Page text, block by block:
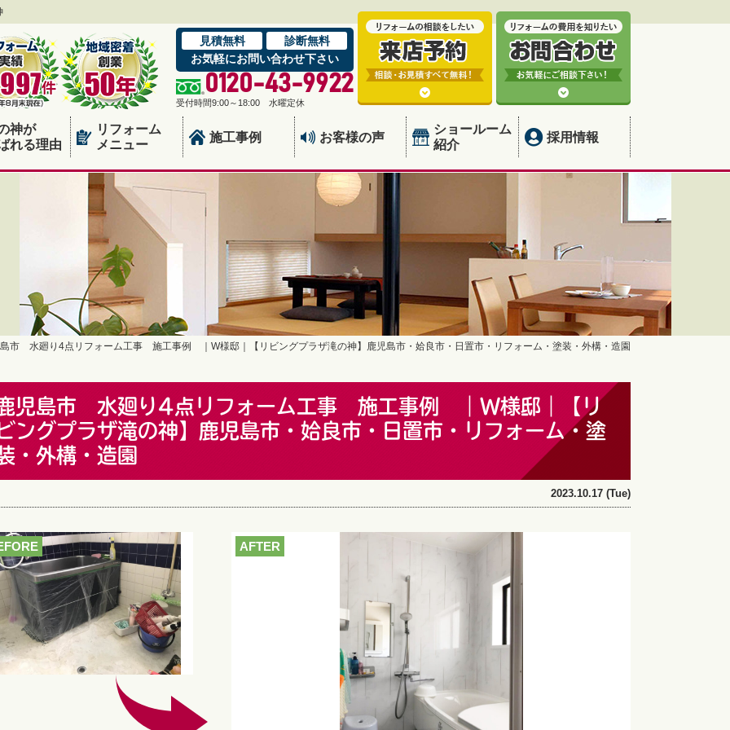
見積無料
診断無料
お気軽にお問い合わせ下さい
0120-43-9922
受付時間9:00～18:00 水曜定休
神が
れる理由
リフォーム
メニュー
施工事例 お客様の声
ショールーム
紹介
採用情報
市 水廻り4点リフォーム工事 施工事例 ｜W様邸｜【リビングプラザ滝の神】鹿児島市・姶良市・日置市・リフォーム・塗装・外構・造園
児島市 水廻り4点リフォーム工事 施工事例 ｜W様邸｜【リ
ングプラザ滝の神】鹿児島市・姶良市・日置市・リフォーム・塗
・外構・造園
2023.10.17 (Tue)
AFTER